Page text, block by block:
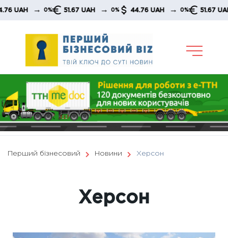
Skip
0% 51.67 UAH → 0% 44.76 UAH → 0% 51.67 UAH → 0%
Перший бізнесовий Новини Херсон
Херсон